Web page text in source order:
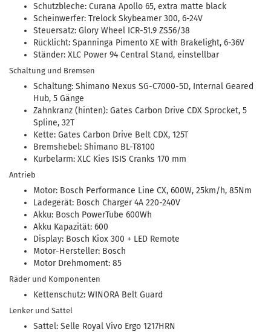
Schutzbleche: Curana Apollo 65, extra matte black
Scheinwerfer: Trelock Skybeamer 300, 6-24V
Steuersatz: Glory Wheel ICR-51.9 ZS56/38
Rücklicht: Spanninga Pimento XE with Brakelight, 6-36V
Ständer: XLC Power 94 Central Stand, einstellbar
Schaltung und Bremsen
Schaltung: Shimano Nexus SG-C7000-5D, Internal Geared
Hub, 5 Gänge
Zahnkranz (hinten): Gates Carbon Drive CDX Sprocket, 5
Spline, 32T
Kette: Gates Carbon Drive Belt CDX, 125T
Bremshebel: Shimano BL-T8100
Kurbelarm: XLC Kies ISIS Cranks 170 mm
Antrieb
Motor: Bosch Performance Line CX, 600W, 25km/h, 85Nm
Ladegerät: Bosch Charger 4A 220-240V
Akku: Bosch PowerTube 600Wh
Akku Kapazität: 600
Display: Bosch Kiox 300 + LED Remote
Motor-Hersteller: Bosch
Motor Drehmoment: 85
Räder und Komponenten
Kettenschutz: WINORA Belt Guard
Lenker und Sattel
Sattel: Selle Royal Vivo Ergo 1217HRN